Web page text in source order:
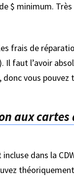
$ minimum.
frais de
Il faut l’avoir
donc vous
aux cartes
dans la